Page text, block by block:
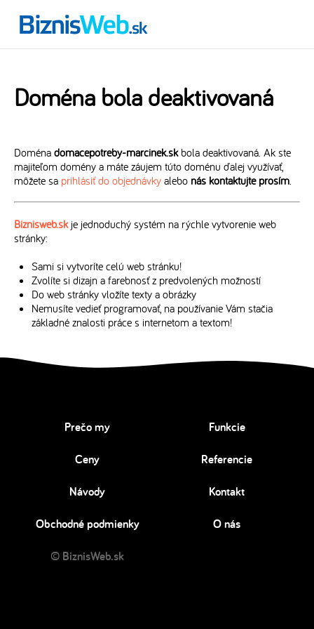
Doména bola deaktivovaná
Doména domacepotreby-marcinek.skbola deaktivovaná. Ak ste
majiteľom domény a máte záujem túto doménu ďalej využívať,
môžete sa prihlásiť do objednávky alebo nás kontaktujte prosím.
Biznisweb.skje jednoduchý systém na rýchle vytvorenie web
stránky:
Sami si vytvoríte celú web stránku!
Zvolíte si dizajn a farebnosť z predvolených možností
Do web stránky vložíte texty a obrázky
Nemusíte vedieť programovať, na používanie Vám stačia
základné znalosti práce s internetom a textom!
Prečo my Funkcie
Ceny Referencie
Návody Kontakt
Obchodné podmienky O nás
© BiznisWeb.sk